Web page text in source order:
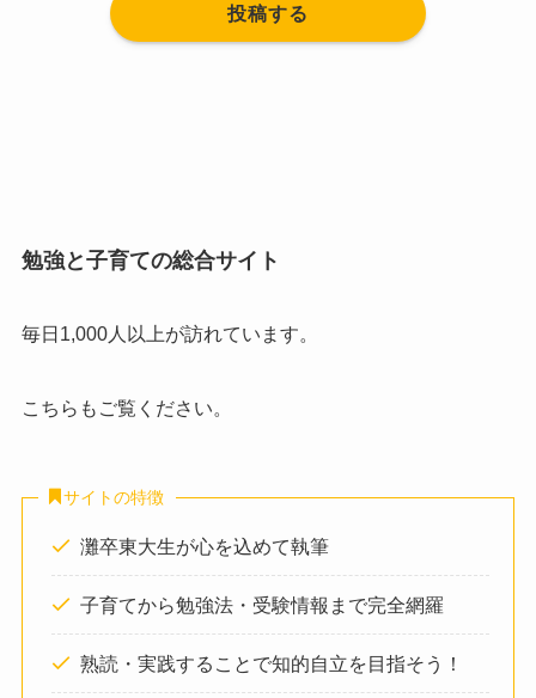
投稿する
勉強と子育ての総合サイト
毎日1,000人以上が訪れています。
こちらもご覧ください。
サイトの特徴
灘卒東大生が心を込めて執筆
子育てから勉強法・受験情報まで完全網羅
熟読・実践することで知的自立を目指そう！